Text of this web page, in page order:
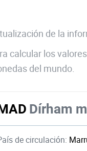
de la
calcular los
del mundo.
Dírham
de circulación: